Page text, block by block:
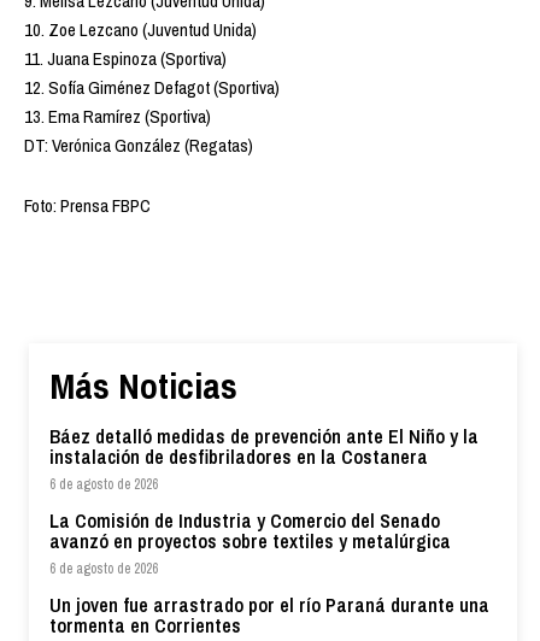
10. Zoe Lezcano (Juventud Unida)
11. Juana Espinoza (Sportiva)
12. Sofía Giménez Defagot (Sportiva)
13. Ema Ramírez (Sportiva)
DT: Verónica González (Regatas)
Foto: Prensa FBPC
Más Noticias
Báez detalló medidas de prevención ante El Niño y la
instalación de desfibriladores en la Costanera
6 de agosto de 2026
La Comisión de Industria y Comercio del Senado
avanzó en proyectos sobre textiles y metalúrgica
6 de agosto de 2026
Un joven fue arrastrado por el río Paraná durante una
tormenta en Corrientes